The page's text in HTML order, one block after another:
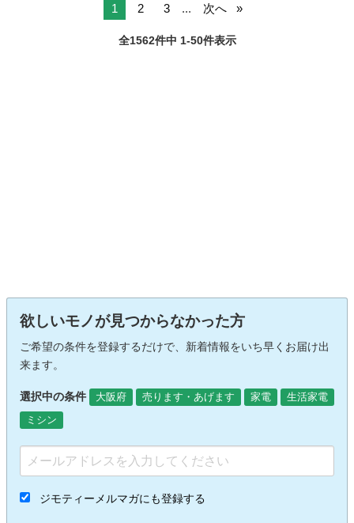
1 2 3 ... 次へ
全1562件中 1-50件表示
欲しいモノが見つからなかった方
ご希望の条件を登録するだけで、新着情報をいち早くお届け出
来ます。
選択中の条件 大阪府 売ります・あげます 家電
生活家電
ミシン
ジモティーメルマガにも登録する